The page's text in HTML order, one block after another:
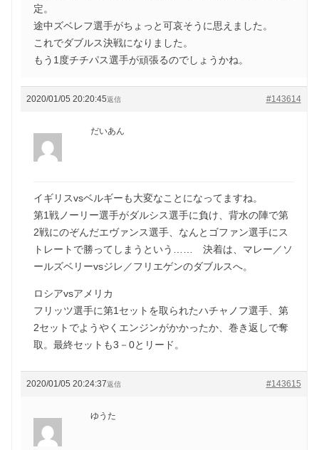
定。
途中ズベレフ選手がちょっと可哀そうに思えました。
これでダブルス決戦になりました。
もう1度チチパス選手が頑張るのでしょうかね。
2020/01/05 20:20:45 #143614
返信
だいあん
イギリスvsベルギーも大変なことになってますね。
第1戦ノーリー選手がダルシス選手に負け、背水の陣で第
2戦にのぞんだエヴァンス選手、なんとゴファン選手にス
トレートで勝ってしまうという…… 決着は、マレー／ソ
ールズベリーvsジレ／フリエゲンのダブルスへ。
ロシアvsアメリカ
フリッツ選手に第1セットを取られたハチャノフ選手、第
2セットでようやくエンジンがかかったか、巻き返しで奪
取。最終セットも3－0とリード。
2020/01/05 20:24:37 #143615
返信
ゆうた